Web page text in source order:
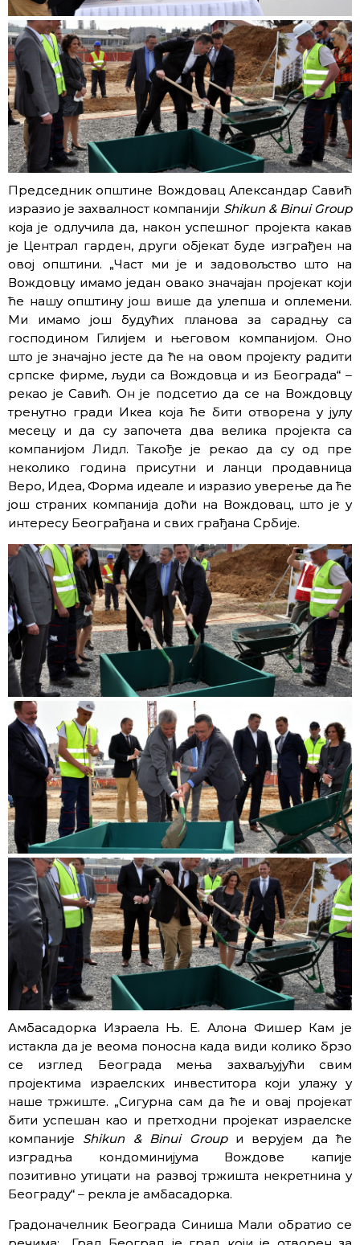
Председник општине Вождовац Александар Савић
изразио је захвалност компанији Shikun & Binui Group
која је одлучила да, након успешног пројекта какав
је Централ гарден, други објекат буде изграђен на
овој општини. „Част ми је и задовољство што на
Вождовцу имамо један овако значајан пројекат који
ће нашу општину још више да улепша и оплемени.
Ми имамо још будућих планова за сарадњу са
господином Гилијем и његовом компанијом. Оно
што је значајно јесте да ће на овом пројекту радити
српске фирме, људи са Вождовца и из Београда“ –
рекао је Савић. Он је подсетио да се на Вождовцу
тренутно гради Икеа која ће бити отворена у јулу
месецу и да су започета два велика пројекта са
компанијом Лидл. Такође је рекао да су од пре
неколико година присутни и ланци продавница
Веро, Идеа, Форма идеале и изразио уверење да ће
још страних компанија доћи на Вождовац, што је у
интересу Београђана и свих грађана Србије.
Амбасадорка Израела Њ. Е. Алона Фишер Кам је
истакла да је веома поносна када види колико брзо
се изглед Београда мења захваљујући свим
пројектима израелских инвеститора који улажу у
наше тржиште. „Сигурна сам да ће и овај пројекат
бити успешан као и претходни пројекат израелске
компаније Shikun & Binui Groupи верујем да ће
изградња кондоминијума Вождове капије
позитивно утицати на развој тржишта некретнина у
Београду“ – рекла је амбасадорка.
Градоначелник Београда Синиша Мали обратио се